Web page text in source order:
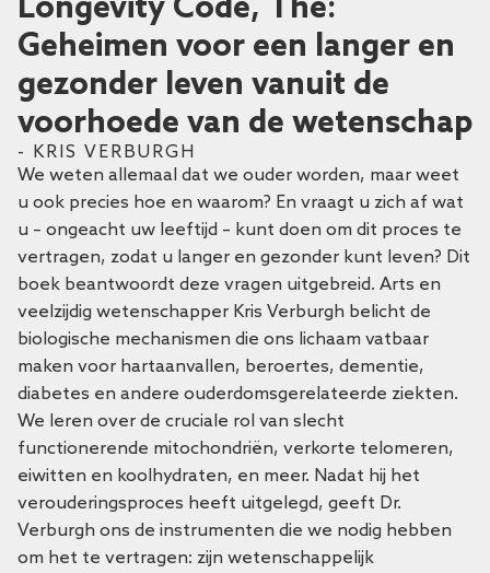
Longevity Code, The:
Geheimen voor een langer en
gezonder leven vanuit de
voorhoede van de wetenschap
- KRIS VERBURGH
We weten allemaal dat we ouder worden, maar weet
u ook precies hoe en waarom? En vraagt ​​u zich af wat
u – ongeacht uw leeftijd – kunt doen om dit proces te
vertragen, zodat u langer en gezonder kunt leven? Dit
boek beantwoordt deze vragen uitgebreid. Arts en
veelzijdig wetenschapper Kris Verburgh belicht de
biologische mechanismen die ons lichaam vatbaar
maken voor hartaanvallen, beroertes, dementie,
diabetes en andere ouderdomsgerelateerde ziekten.
We leren over de cruciale rol van slecht
functionerende mitochondriën, verkorte telomeren,
eiwitten en koolhydraten, en meer. Nadat hij het
verouderingsproces heeft uitgelegd, geeft Dr.
Verburgh ons de instrumenten die we nodig hebben
om het te vertragen: zijn wetenschappelijk